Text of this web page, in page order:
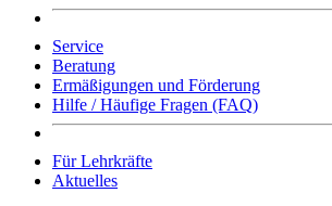
Service
Beratung
Ermäßigungen und Förderung
Hilfe / Häufige Fragen (FAQ)
Für Lehrkräfte
Aktuelles